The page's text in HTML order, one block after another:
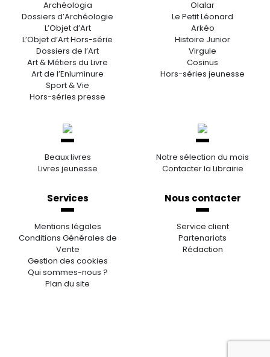
Archéologia
Dossiers d’Archéologie
L’Objet d’Art
L’Objet d’Art Hors-série
Dossiers de l’Art
Art & Métiers du Livre
Art de l’Enluminure
Sport & Vie
Hors-séries presse
Olalar
Le Petit Léonard
Arkéo
Histoire Junior
Virgule
Cosinus
Hors-séries jeunesse
Beaux livres
Livres jeunesse
Notre sélection du mois
Contacter la Librairie
Services
Mentions légales
Conditions Générales de
Vente
Gestion des cookies
Qui sommes-nous ?
Plan du site
Nous contacter
Service client
Partenariats
Rédaction